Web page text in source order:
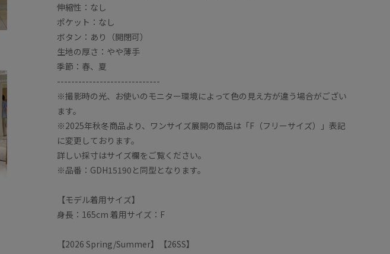
伸縮性：なし
ポケット：なし
ボタン：あり（開閉可）
生地の厚さ：やや薄手
季節：春、夏
-----------------------------
※撮影時の光、お使いのモニター環境によって色の見え方が違う場合がござい
ます。
※2025年秋冬商品より、ワンサイズ展開の商品は「F（フリーサイズ）」表記
に変更しております。
詳しい採寸はサイズ欄をご覧ください。
※品番：GDH15190と同型となります。
【モデル着用サイズ】
身長：165cm 着用サイズ：F
【2026 Spring/Summer】【26SS】